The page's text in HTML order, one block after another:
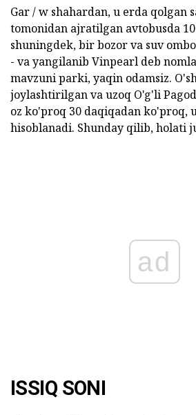
Gar / w shahardan, u erda qolgan
tomonidan ajratilgan avtobusda
shuningdek, bir bozor va suv
- va yangilanib Vinpearl deb
mavzuni parki, yaqin odamsiz.
joylashtirilgan va uzoq O'g'li
oz ko'proq 30 daqiqadan ko'proq,
hisoblanadi. Shunday qilib, holati
ad
ISSIQ SONI